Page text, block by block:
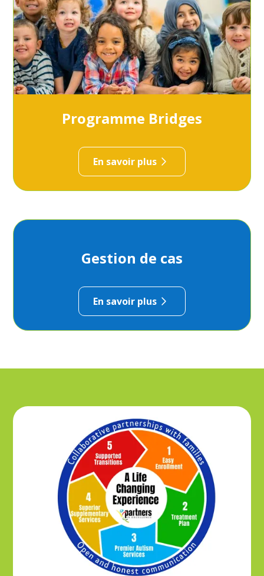
Programme Bridges
En savoir plus
Gestion de cas
En savoir plus